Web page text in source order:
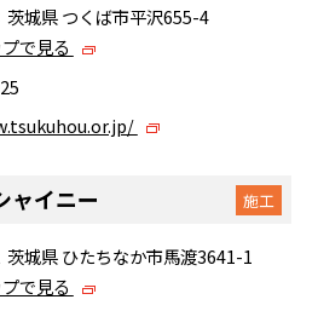
城県 つくば市平沢655-4
で見る
ャイニー 施工
城県 ひたちなか市馬渡3641-1
で見る